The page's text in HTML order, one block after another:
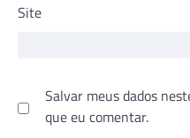
Site
Salvar meus dados
que eu comentar.